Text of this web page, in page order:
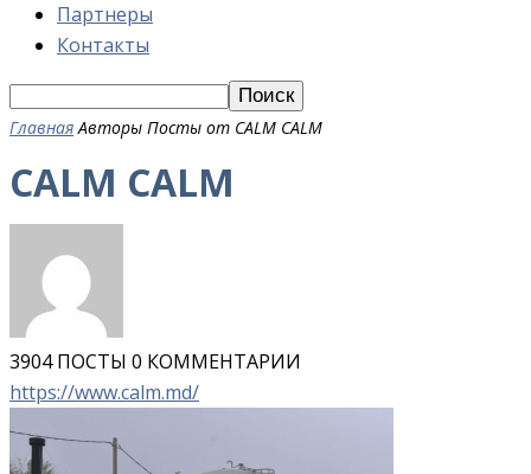
Партнеры
Контакты
Главная Авторы Посты от CALM CALM
CALM CALM
3904 ПОСТЫ 0 КОММЕНТАРИИ
https://www.calm.md/